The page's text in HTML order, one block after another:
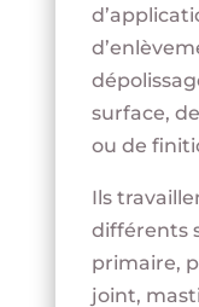
surface,
ou de
Ils
différents
primaire,
joint,